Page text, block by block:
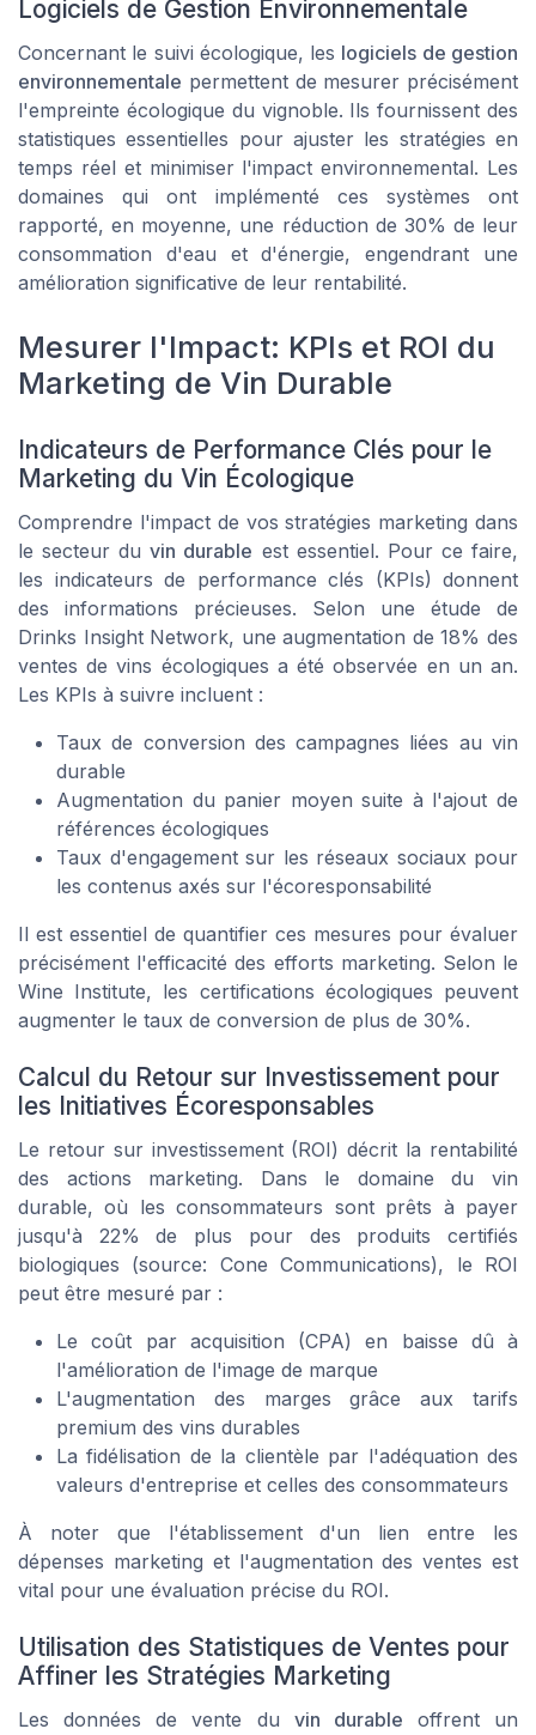
Logiciels de Gestion Environnementale
Concernant le suivi écologique, les logiciels de gestion
environnementale permettent de mesurer précisément
l'empreinte écologique du vignoble. Ils fournissent des
statistiques essentielles pour ajuster les stratégies en
temps réel et minimiser l'impact environnemental. Les
domaines qui ont implémenté ces systèmes ont
rapporté, en moyenne, une réduction de 30% de leur
consommation d'eau et d'énergie, engendrant une
amélioration significative de leur rentabilité.
Mesurer l'Impact: KPIs et ROI du
Marketing de Vin Durable
Indicateurs de Performance Clés pour le
Marketing du Vin Écologique
Comprendre l'impact de vos stratégies marketing dans
le secteur duvin durable est essentiel. Pour ce faire,
les indicateurs de performance clés (KPIs) donnent
des informations précieuses. Selon une étude de
Drinks Insight Network, une augmentation de 18% des
ventes de vins écologiques a été observée en un an.
Les KPIs à suivre incluent :
Taux de conversion des campagnes liées au vin
durable
Augmentation du panier moyen suite à l'ajout de
références écologiques
Taux d'engagement sur les réseaux sociaux pour
les contenus axés sur l'écoresponsabilité
Il est essentiel de quantifier ces mesures pour évaluer
précisément l'efficacité des efforts marketing. Selon le
Wine Institute, les certifications écologiques peuvent
augmenter le taux de conversion de plus de 30%.
Calcul du Retour sur Investissement pour
les Initiatives Écoresponsables
Le retour sur investissement (ROI) décrit la rentabilité
des actions marketing. Dans le domaine du vin
durable, où les consommateurs sont prêts à payer
jusqu'à 22% de plus pour des produits certifiés
biologiques (source: Cone Communications), le ROI
peut être mesuré par :
Le coût par acquisition (CPA) en baisse dû à
l'amélioration de l'image de marque
L'augmentation des marges grâce aux tarifs
premium des vins durables
La fidélisation de la clientèle par l'adéquation des
valeurs d'entreprise et celles des consommateurs
À noter que l'établissement d'un lien entre les
dépenses marketing et l'augmentation des ventes est
vital pour une évaluation précise du ROI.
Utilisation des Statistiques de Ventes pour
Affiner les Stratégies Marketing
Les données de vente du vin durable offrent un